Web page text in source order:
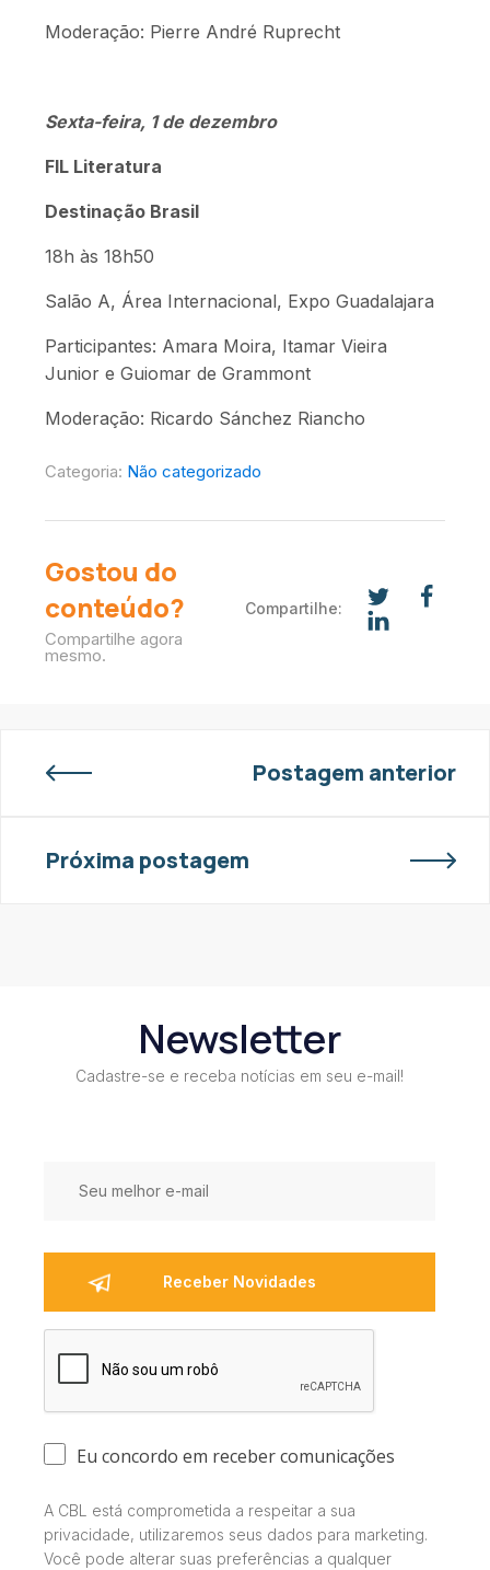
Moderação: Pierre André Ruprecht
Sexta-feira, 1 de dezembro
FIL Literatura
Destinação Brasil
18h às 18h50
Salão A, Área Internacional, Expo Guadalajara
Participantes: Amara Moira, Itamar Vieira
Junior e Guiomar de Grammont
Moderação: Ricardo Sánchez Riancho
Categoria: Não categorizado
Gostou do
conteúdo?
Compartilhe agora
mesmo.
Compartilhe:
Postagem anterior
Próxima postagem
Newsletter
Cadastre-se e receba notícias em seu e-mail!
Eu concordo em receber comunicações
A CBL está comprometida a respeitar a sua
privacidade, utilizaremos seus dados para marketing.
Você pode alterar suas preferências a qualquer